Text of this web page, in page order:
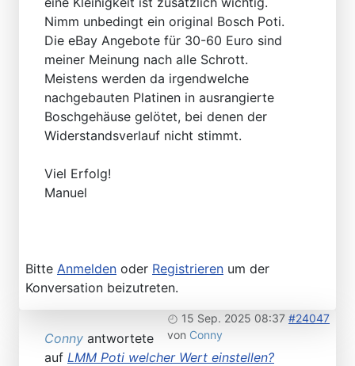
Nimm unbedingt ein original Bosch Poti.
Die eBay Angebote für 30-60 Euro sind
meiner Meinung nach alle Schrott.
Meistens werden da irgendwelche
nachgebauten Platinen in ausrangierte
Boschgehäuse gelötet, bei denen der
Widerstandsverlauf nicht stimmt.
Viel Erfolg!
Manuel
Bitte Anmelden oder Registrieren um der
Konversation beizutreten.
15 Sep. 2025 08:37 #24047
von Conny
Conny antwortete
auf LMM Poti welcher Wert einstellen?